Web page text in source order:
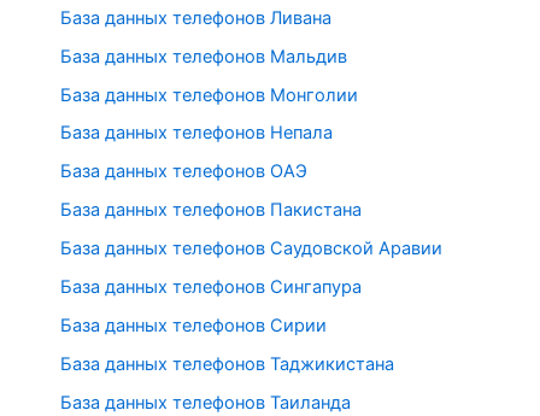
База данных телефонов Ливана
База данных телефонов Мальдив
База данных телефонов Монголии
База данных телефонов Непала
База данных телефонов ОАЭ
База данных телефонов Пакистана
База данных телефонов Саудовской Аравии
База данных телефонов Сингапура
База данных телефонов Сирии
База данных телефонов Таджикистана
База данных телефонов Таиланда